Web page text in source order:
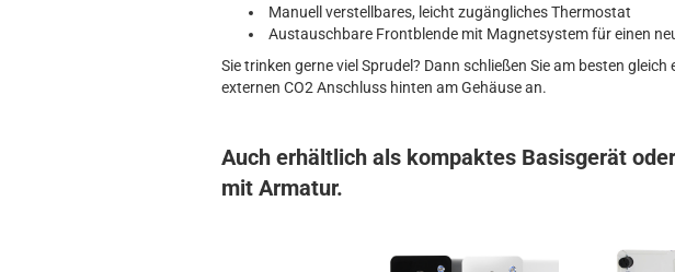
Manuell verstellbares, leicht zugängliches Thermostat
Austauschbare Frontblende mit Magnetsystem für einen
Sie trinken gerne viel Sprudel? Dann schließen Sie am besten gleich
externen CO2 Anschluss hinten am Gehäuse an.
Auch erhältlich als kompaktes Basisgerät
mit Armatur.